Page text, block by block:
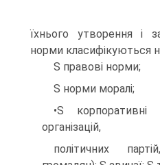
їхнього утворення і
норми класифікуються
S правові норми;
S норми моралі;
•S
організацій,
політичних